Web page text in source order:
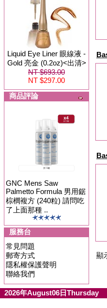
Liquid Eye Liner 眼線液 -
Gold 亮金 (0.2oz)<出清>
NT $693.00
NT $297.00
商品評論
GNC Mens Saw
Palmetto Formula 男用鋸
棕櫚複方 (240粒) 請問吃
了上面那種 ..
服務台
常見問題
郵寄方式
隱私權保護聲明
聯絡我們
顯
2026年August06日Thursday